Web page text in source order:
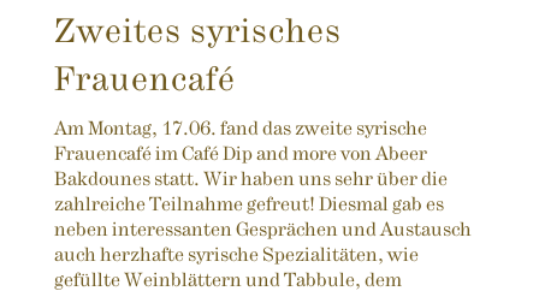
Zweites syrisches
Frauencafé
Am Montag, 17.06. fand das zweite syrische
Frauencafé im Café Dip and more von Abeer
Bakdounes statt. Wir haben uns sehr über die
zahlreiche Teilnahme gefreut! Diesmal gab es
neben interessanten Gesprächen und Austausch
auch herzhafte syrische Spezialitäten, wie
gefüllte Weinblättern und Tabbule, dem